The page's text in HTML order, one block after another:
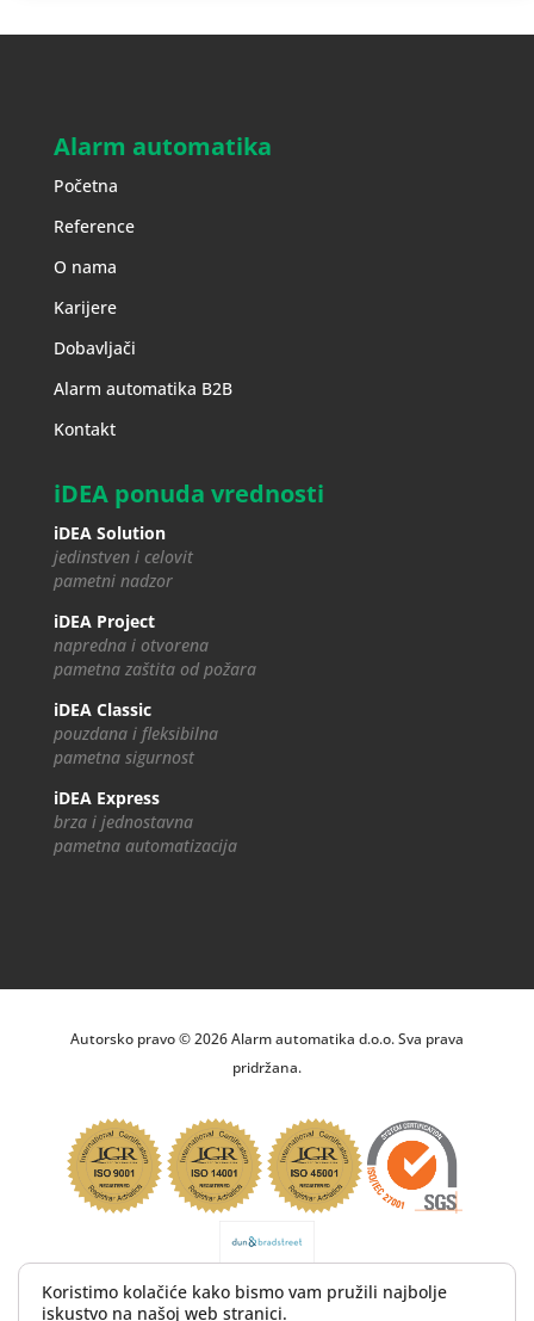
Alarm automatika
Početna
Reference
O nama
Karijere
Dobavljači
Alarm automatika B2B
Kontakt
iDEA ponuda vrednosti
iDEA Solution
jedinstven i celovit
pametni nadzor
iDEA Project
napredna i otvorena
pametna zaštita od požara
iDEA Classic
pouzdana i fleksibilna
pametna sigurnost
iDEA Express
brza i jednostavna
pametna automatizacija
Autorsko pravo © 2026 Alarm automatika d.o.o. Sva prava
pridržana.
Koristimo kolačiće kako bismo vam pružili najbolje
iskustvo na našoj web stranici.